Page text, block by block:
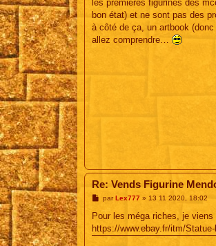
a
g
les premières figurines des
bon état) et ne sont pas des
à côté de ça, un artbook
allez comprendre…
Re: Vends Figurine
M
s
a
par Lex777» 13 11 2020, 18:02
Pour les méga riches, je
https://www.ebay.fr/itm/